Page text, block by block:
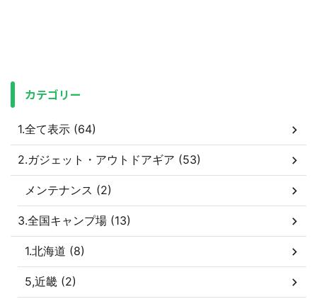
カテゴリー
1.全て表示 (64)
2.ガジェット・アウトドアギア (53)
メンテナンス (2)
3.全国キャンプ場 (13)
1.北海道 (8)
5,近畿 (2)